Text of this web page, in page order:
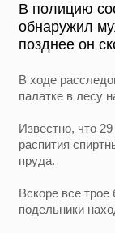
В полицию
обнаружил
позднее он
В ходе
палатке в лесу
Известно, что
распития
пруда.
Вскоре все
подельники